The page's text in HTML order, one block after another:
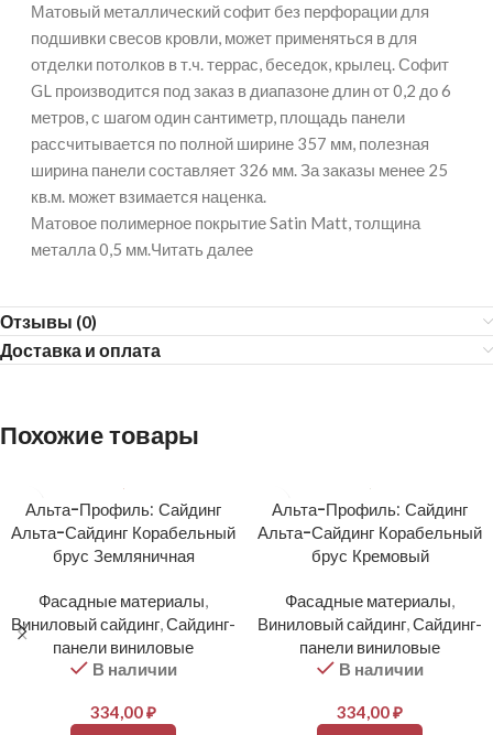
Матовый металлический софит без перфорации для
подшивки свесов кровли, может применяться в для
отделки потолков в т.ч. террас, беседок, крылец. Софит
GL производится под заказ в диапазоне длин от 0,2 до 6
метров, с шагом один сантиметр, площадь панели
рассчитывается по полной ширине 357 мм, полезная
ширина панели составляет 326 мм. За заказы менее 25
кв.м. может взимается наценка.
Матовое полимерное покрытие Satin Matt, толщина
металла 0,5 мм.Читать далее
Отзывы (0)
Доставка и оплата
Похожие товары
Альта-Профиль: Сайдинг
Альта-Сайдинг Корабельный
брус Земляничная
Фасадные материалы,
Виниловый сайдинг,Сайдинг-
панели виниловые
В наличии
334,00₽
Альта-Профиль: Сайдинг
Альта-Сайдинг Корабельный
брус Кремовый
Фасадные материалы,
Виниловый сайдинг,Сайдинг-
панели виниловые
В наличии
334,00₽